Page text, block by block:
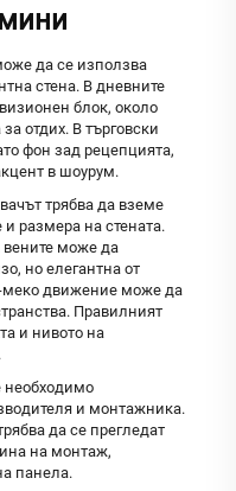
да се използва
стена. В дневните
блок, около
отдих. В търговски
фон зад рецепцията,
в шоурум.
трябва да вземе
размера на стената.
може да
но елегантна от
меко движение може да
Правилният
и нивото на
необходимо
и монтажника.
да се прегледат
на монтаж,
панела.